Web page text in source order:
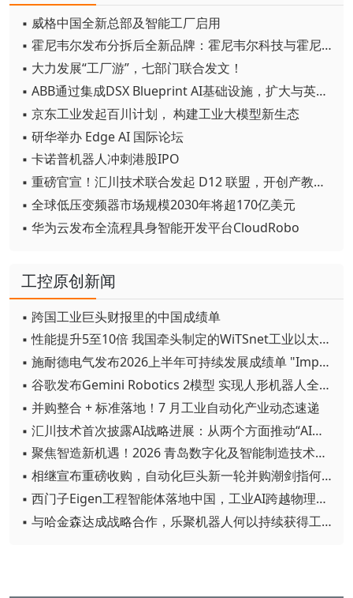
▪ 威格中国全新总部及智能工厂启用
▪ 霍尼韦尔发布分拆后全新品牌：霍尼韦尔科技与霍尼韦尔航空航天
▪ 大力发展“工厂游”，七部门联合发文！
▪ ABB通过集成DSX Blueprint AI基础设施，扩大与英伟达的合作
▪ 京东工业发起百川计划， 构建工业大模型新生态
▪ 研华举办 Edge AI 国际论坛
▪ 卡诺普机器人冲刺港股IPO
▪ 重磅官宣！汇川技术联合发起 D12 联盟，开创产教融合新范式
▪ 全球低压变频器市场规模2030年将超170亿美元
▪ 华为云发布全流程具身智能开发平台CloudRobo
工控原创新闻
▪ 跨国工业巨头财报里的中国成绩单
▪ 性能提升5至10倍 我国牵头制定的WiTSnet工业以太网国际标准正式发布
▪ 施耐德电气发布2026上半年可持续发展成绩单 "Impact 2030"路线图开局稳健
▪ 谷歌发布Gemini Robotics 2模型 实现人形机器人全身智能控制突破
▪ 并购整合 + 标准落地！7 月工业自动化产业动态速递
▪ 汇川技术首次披露AI战略进展：从两个方面推动“AI业务化”落地
▪ 聚焦智造新机遇！2026 青岛数字化及智能制造技术论坛圆满落幕
▪ 相继宣布重磅收购，自动化巨头新一轮并购潮剑指何方？
▪ 西门子Eigen工程智能体落地中国，工业AI跨越物理世界“确定性”拐点
▪ 与哈金森达成战略合作，乐聚机器人何以持续获得工业巨头青睐？